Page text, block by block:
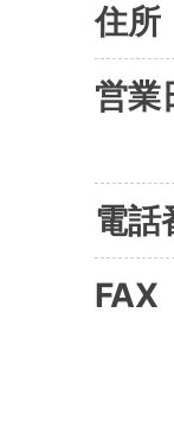
住所
営業
電話
FAX